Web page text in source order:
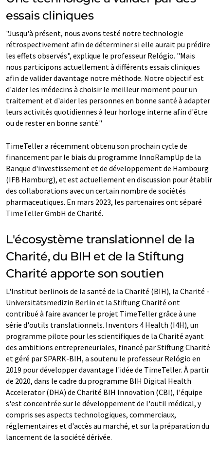
essais cliniques
"Jusqu'à présent, nous avons testé notre technologie
rétrospectivement afin de déterminer si elle aurait pu prédire
les effets observés", explique le professeur Relógio. "Mais
nous participons actuellement à différents essais cliniques
afin de valider davantage notre méthode. Notre objectif est
d'aider les médecins à choisir le meilleur moment pour un
traitement et d'aider les personnes en bonne santé à adapter
leurs activités quotidiennes à leur horloge interne afin d'être
ou de rester en bonne santé."
TimeTeller a récemment obtenu son prochain cycle de
financement par le biais du programme InnoRampUp de la
Banque d'investissement et de développement de Hambourg
(IFB Hamburg), et est actuellement en discussion pour établir
des collaborations avec un certain nombre de sociétés
pharmaceutiques. En mars 2023, les partenaires ont séparé
TimeTeller GmbH de Charité.
L'écosystème translationnel de la
Charité, du BIH et de la Stiftung
Charité apporte son soutien
L'Institut berlinois de la santé de la Charité (BIH), la Charité -
Universitätsmedizin Berlin et la Stiftung Charité ont
contribué à faire avancer le projet TimeTeller grâce à une
série d'outils translationnels. Inventors 4 Health (I4H), un
programme pilote pour les scientifiques de la Charité ayant
des ambitions entrepreneuriales, financé par Stiftung Charité
et géré par SPARK-BIH, a soutenu le professeur Relógio en
2019 pour développer davantage l'idée de TimeTeller. À partir
de 2020, dans le cadre du programme BIH Digital Health
Accelerator (DHA) de Charité BIH Innovation (CBI), l'équipe
s'est concentrée sur le développement de l'outil médical, y
compris ses aspects technologiques, commerciaux,
réglementaires et d'accès au marché, et sur la préparation du
lancement de la société dérivée.